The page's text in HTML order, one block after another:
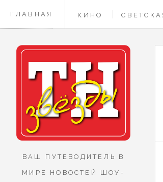
ГЛАВНАЯ КИНО
КОНТАКТЫ
ВАШ ПУТЕВОДИТЕЛЬ В
МИРЕ НОВОСТЕЙ ШОУ-